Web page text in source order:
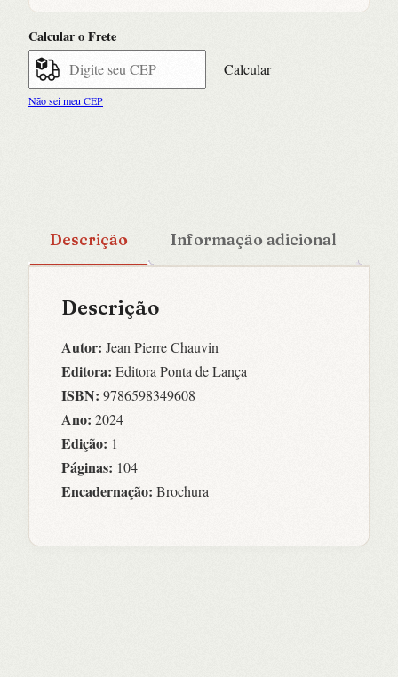
e
Geração
Z]
quantidade
Calcular o Frete
Calcular
Não sei meu CEP
Descrição Informação adicional
Descrição
Autor: Jean Pierre Chauvin
Editora: Editora Ponta de Lança
ISBN: 9786598349608
Ano: 2024
Edição: 1
Páginas: 104
Encadernação: Brochura